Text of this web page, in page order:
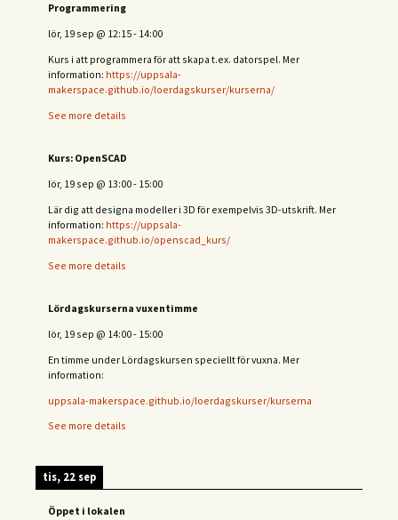
Programmering
lör, 19 sep @ 12:15- 14:00
Kurs i att programmera för att skapa t.ex. datorspel. Mer
information: https://uppsala-
makerspace.github.io/loerdagskurser/kurserna/
See more details
Kurs: OpenSCAD
lör, 19 sep @ 13:00- 15:00
Lär dig att designa modeller i 3D för exempelvis 3D-utskrift. Mer
information: https://uppsala-
makerspace.github.io/openscad_kurs/
See more details
Lördagskurserna vuxentimme
lör, 19 sep @ 14:00- 15:00
En timme under Lördagskursen speciellt för vuxna. Mer
information:
uppsala-makerspace.github.io/loerdagskurser/kurserna
See more details
tis, 22 sep
Öppet i lokalen